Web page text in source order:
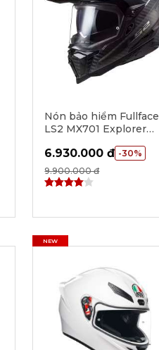
Nón bảo hiểm Fullface
LS2 MX701 Explorer
6.930.000 đ -30%
9.900.000 đ
NEW